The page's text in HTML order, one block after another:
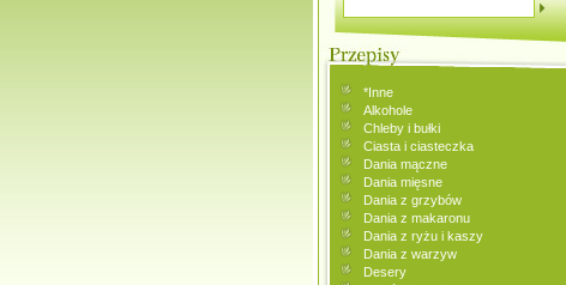
*Inne
Alkohole
Chleby i bułki
Ciasta i ciasteczka
Dania mączne
Dania mięsne
Dania z grzybów
Dania z makaronu
Dania z ryżu i kaszy
Dania z warzyw
Desery